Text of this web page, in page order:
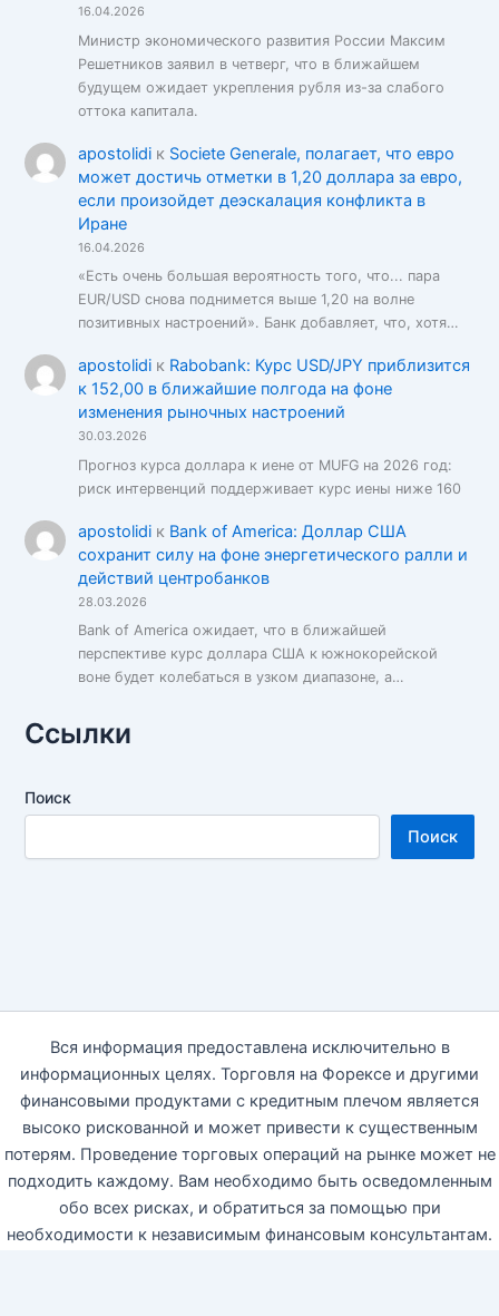
16.04.2026
Министр экономического развития России Максим
Решетников заявил в четверг, что в ближайшем
будущем ожидает укрепления рубля из-за слабого
оттока капитала.
apostolidiк Societe Generale, полагает, что евро
может достичь отметки в 1,20 доллара за евро,
если произойдет деэскалация конфликта в
Иране
16.04.2026
«Есть очень большая вероятность того, что... пара
EUR/USD снова поднимется выше 1,20 на волне
позитивных настроений». Банк добавляет, что, хотя…
apostolidiк Rabobank: Курс USD/JPY приблизится
к 152,00 в ближайшие полгода на фоне
изменения рыночных настроений
30.03.2026
Прогноз курса доллара к иене от MUFG на 2026 год:
риск интервенций поддерживает курс иены ниже 160
apostolidiк Bank of America: Доллар США
сохранит силу на фоне энергетического ралли и
действий центробанков
28.03.2026
Bank of America ожидает, что в ближайшей
перспективе курс доллара США к южнокорейской
воне будет колебаться в узком диапазоне, а…
Ссылки
Поиск
Поиск
Вся информация предоставлена исключительно в
информационных целях. Торговля на Форексе и другими
финансовыми продуктами с кредитным плечом является
высоко рискованной и может привести к существенным
потерям. Проведение торговых операций на рынке может не
подходить каждому. Вам необходимо быть осведомленным
обо всех рисках, и обратиться за помощью при
необходимости к независимым финансовым консультантам.